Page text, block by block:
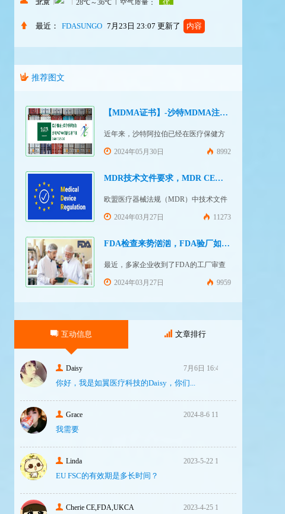
最近： FDASUNGO 7月23日 23:07 更新了 内容
推荐图文
【MDMA证书】-沙特MDMA注册快速下证
近年来，沙特阿拉伯已经在医疗保健方
面投入大量资金并将继续增加支出，这
场。然而，想要在该国销售其设备的制
须在沙特阿拉伯获得其设备的授权。开
启沙特医疗器械上市合规业务，
块。F
2024年05月30日 8992
MDR技术文件要求，MDR CE认证办理
欧盟医疗器械法规（MDR）中技术文件
的主要目的是证明医疗器械满足一般安
疗设备都必须提供技术文件。MDR附件
MDR技术文档结构：设备描述和规格，
2024年03月27日 11273
FDA检查来势汹汹，FDA验厂如何应对？
最近，多家企业收到了FDA的工厂审查
通知，我们作为美代也收到了FDA要求
（MarcoRubio）联合8位参议员认为FDA
疏于检查中国和印度等美国以外的药械
制造商（尤其是医疗器械）并已危及美
国患者和美国国内厂商，因此联
2024年03月27日 9959
互动信息 文章排行
Daisy 7月6日 16:47
你好，我是如翼医疗科技的Daisy，你们...
Grace 2024-8-6 11:14
我需要
Linda 2023-5-22 10:43
EU FSC的有效期是多长时间？
Cherie CE,FDA,UKCA 2023-4-25 16:24